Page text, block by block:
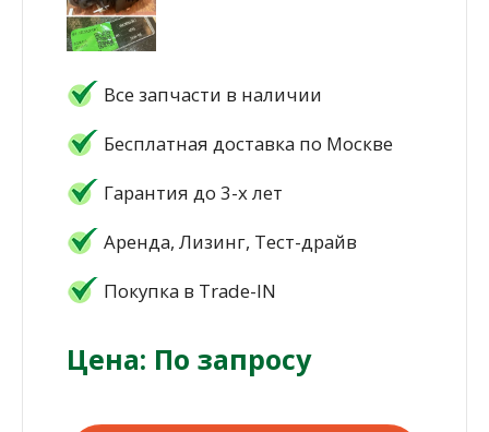
Все запчасти в наличии
Бесплатная доставка по Москве
Гарантия до 3-х лет
Аренда, Лизинг, Тест-драйв
Покупка в Trade-IN
Цена: По запросу